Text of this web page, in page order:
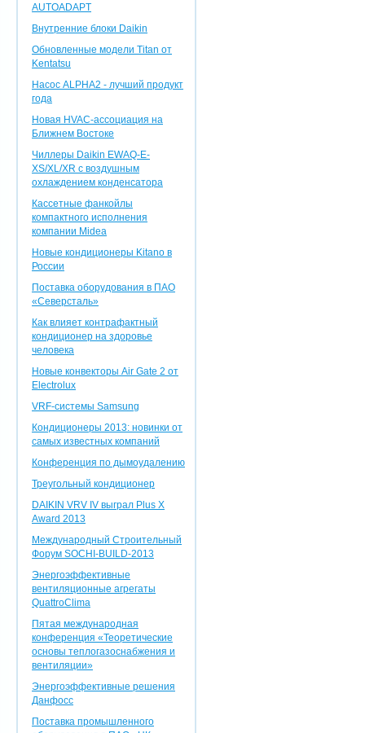
AUTOADAPT
Внутренние блоки Daikin
Обновленные модели Titan от
Kentatsu
Насос ALPHA2 - лучший продукт
года
Новая HVAC-ассоциация на
Ближнем Востоке
Чиллеры Daikin EWAQ-E-
XS/XL/XR с воздушным
охлаждением конденсатора
Кассетные фанкойлы
компактного исполнения
компании Midea
Новые кондиционеры Kitano в
России
Поставка оборудования в ПАО
«Северсталь»
Как влияет контрафактный
кондиционер на здоровье
человека
Новые конвекторы Air Gate 2 от
Electrolux
VRF-системы Samsung
Кондиционеры 2013: новинки от
самых известных компаний
Конференция по дымоудалению
Треугольный кондиционер
DAIKIN VRV IV выграл Plus X
Award 2013
Международный Строительный
Форум SOCHI-BUILD-2013
Энергоэффективные
вентиляционные агрегаты
QuattroClima
Пятая международная
конференция «Теоретические
основы теплогазоснабжения и
вентиляции»
Энергоэффективные решения
Данфосс
Поставка промышленного